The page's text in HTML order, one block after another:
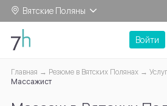
Вятские Поляны
Войти
Главная Резюме в Вятских Полянах
Массажист